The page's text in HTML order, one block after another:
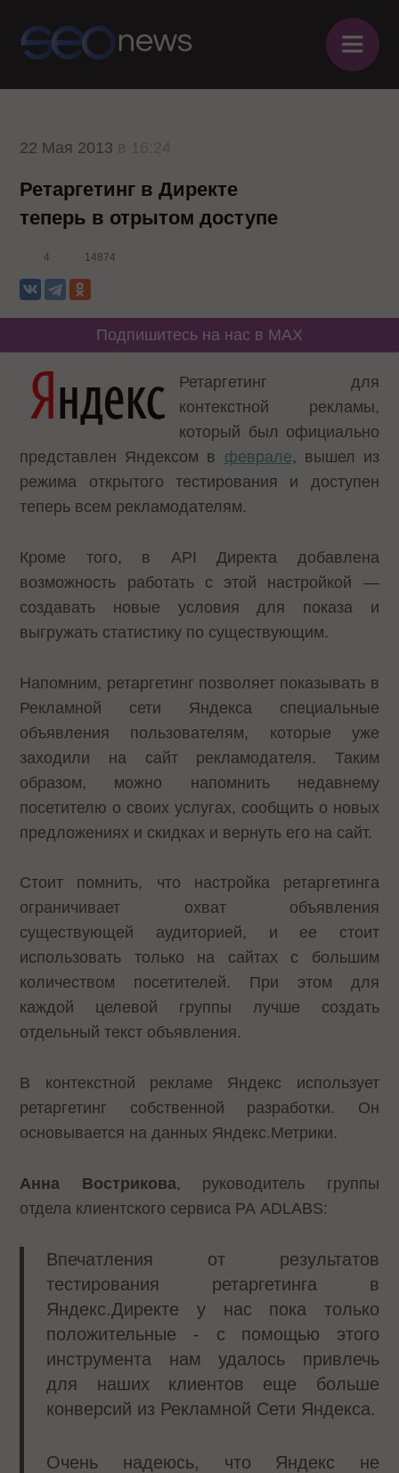
≡
22 Мая 2013
Ретаргетинг в Директе
теперь в отрытом доступе
4 14874
Подпишитесь на нас в MAX
Ретаргетинг для
контекстной рекламы,
который был официально
представлен Яндексом в феврале, вышел из
режима открытого тестирования и доступен
теперь всем рекламодателям.
Кроме того, в API Директа добавлена
возможность работать с этой настройкой —
создавать новые условия для показа и
выгружать статистику по существующим.
Напомним, ретаргетинг позволяет показывать в
Рекламной сети Яндекса специальные
объявления пользователям, которые уже
заходили на сайт рекламодателя. Таким
образом, можно напомнить недавнему
посетителю о своих услугах, сообщить о новых
предложениях и скидках и вернуть его на сайт.
Стоит помнить, что настройка ретаргетинга
ограничивает охват объявления
существующей аудиторией, и ее стоит
использовать только на сайтах с большим
количеством посетителей. При этом для
каждой целевой группы лучше создать
отдельный текст объявления.
В контекстной рекламе Яндекс использует
ретаргетинг собственной разработки. Он
основывается на данных Яндекс.Метрики.
Анна Вострикова, руководитель группы
отдела клиентского сервиса РА ADLABS:
Впечатления от результатов
тестирования ретаргетинга в
Яндекс.Директе у нас пока только
положительные - с помощью этого
инструмента нам удалось привлечь
для наших клиентов еще больше
конверсий из Рекламной Сети Яндекса.
Очень надеюсь, что Яндекс не